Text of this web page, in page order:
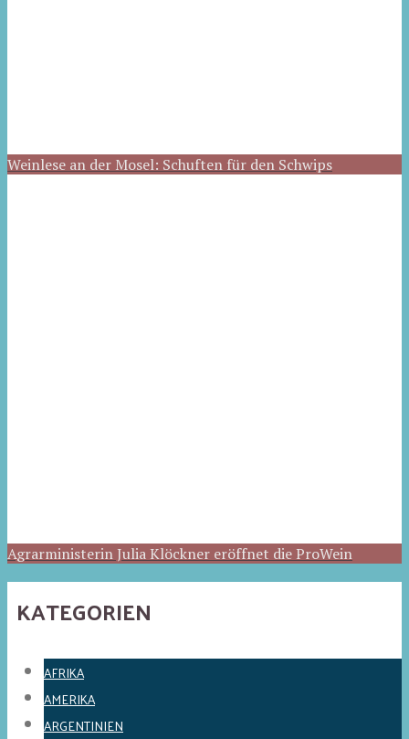
Weinlese an der Mosel: Schuften für den Schwips
Agrarministerin Julia Klöckner eröffnet die ProWein
KATEGORIEN
AFRIKA
AMERIKA
ARGENTINIEN